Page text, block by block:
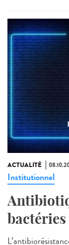
ACTUALITÉ
Institutionnel